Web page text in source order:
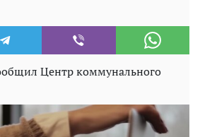
Центр коммунального